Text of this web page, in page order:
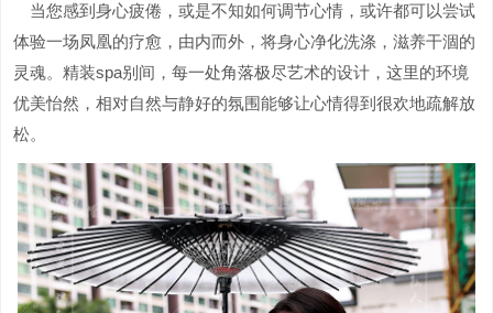
当您感到身心疲倦，或是不知如何调节心情，或许都可以尝试
体验一场凤凰的疗愈，由内而外，将身心净化洗涤，滋养干涸的
灵魂。精装spa别间，每一处角落极尽艺术的设计，这里的环境
优美怡然，相对自然与静好的氛围能够让心情得到很欢地疏解放
松。